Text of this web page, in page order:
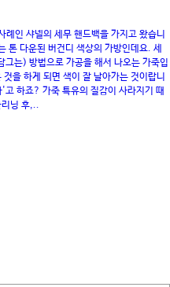
인 샤넬의 세무 핸드백을 가지고 왔습니
톤 다운된 버건디 색상의 가방인데요. 세
는) 방법으로 가공을 해서 나오는 가죽입
을 하게 되면 색이 잘 날아가는 것이랍니
하죠? 가죽 특유의 질감이 사라지기 때
리닝 후,..